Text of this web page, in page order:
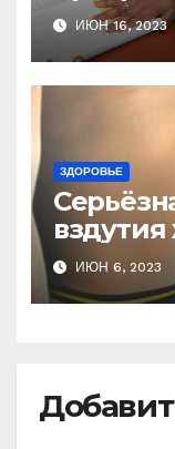
ИЮН 16, 2023
ЗДОРОВЬЕ
лет.
это
ИЮН 6, 2023